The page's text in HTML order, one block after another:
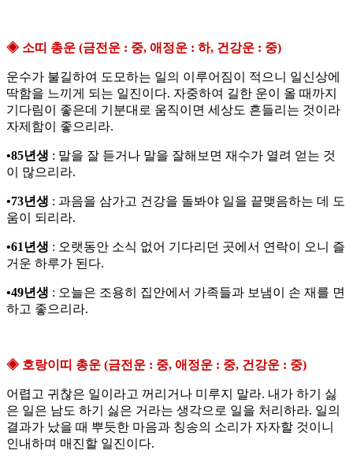
◈ 소띠 총운 (금전운 : 중, 애정운 : 하, 건강운 : 중)
운수가 불길하여 도모하는 일의 이루어짐이 적으니 일신상에
딱함을 느끼게 되는 일진이다. 자중하여 길한 운이 올 때까지
기다림이 좋은데 기분대로 움직이면 세상도 흔들리는 것이라
자제함이 좋으리라.
•85년생 : 말을 잘 듣거나 말을 잘해보면 재수가 열려 얻는 것
이 많으리라.
•73년생 : 과음을 삼가고 건강을 돌봐야 일을 끝맺음하는 데 도
움이 되리라.
•61년생 : 오랫동안 소식 없어 기다리던 곳에서 연락이 오니 즐
거운 하루가 된다.
•49년생 : 오늘은 조용히 집안에서 가족들과 보냄이 손 재를 면
하고 좋으리라.
◈ 호랑이띠 총운 (금전운 : 중, 애정운 : 중, 건강운 : 중)
어렵고 귀찮은 일이라고 꺼리거나 미루지 말라. 내가 하기 싫
은 일은 남도 하기 싫은 거라는 생각으로 일을 처리하라. 일의
결과가 났을 때 뿌듯한 마음과 칭송의 소리가 자자할 것이니
인내하며 매진할 일진이다.